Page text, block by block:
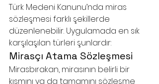
Türk Medeni Kanunu’nda miras
sözleşmesi farklı şekillerde
düzenlenebilir. Uygulamada en sık
karşılaşılan türleri şunlardır:
Mirasçı Atama Sözleşmesi
Mirasbırakan, mirasının belirli bir
kısmını ya da tamamını sözleşme